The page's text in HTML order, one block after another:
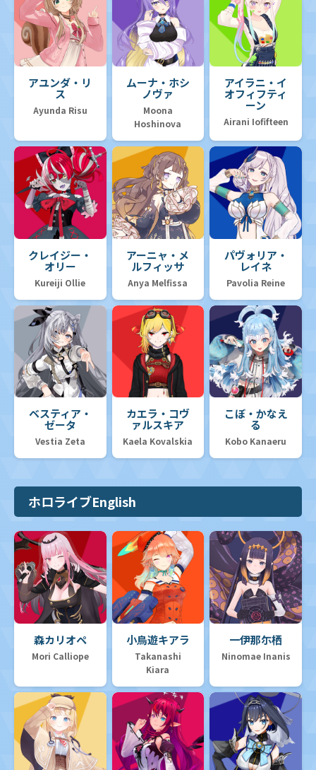
アユンダ・リ
ス
Ayunda Risu
ムーナ・ホシ
ノヴァ
Moona
Hoshinova
アイラニ・イ
オフィフティ
ーン
Airani Iofifteen
クレイジー・
オリー
Kureiji Ollie
アーニャ・メ
ルフィッサ
Anya Melfissa
パヴォリア・
レイネ
Pavolia Reine
ベスティア・
ゼータ
Vestia Zeta
カエラ・コヴ
ァルスキア
Kaela Kovalskia
こぼ・かなえ
る
Kobo Kanaeru
ホロライブEnglish
森カリオペ
Mori Calliope
小鳥遊キアラ
Takanashi
Kiara
一伊那尓栖
Ninomae Inanis